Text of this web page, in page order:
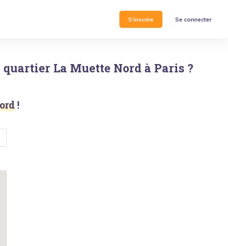
S'inscrire Se connecter
quartier La Muette Nord à Paris ?
!